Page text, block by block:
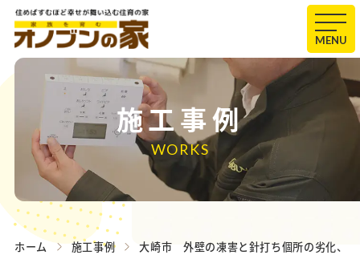
MENU
施工事例
WORKS
ホーム 施工事例 大崎市 外壁の凍害と針打ち個所の劣化、